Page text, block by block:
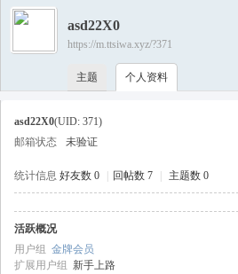
›
asd22X0
https://m.ttsiwa.xyz/?371
主题 个人资料
asd22X0(UID: 371)
邮箱状态
未验证
统计信息 好友数 0 回帖数 7 主题数 0
活跃概况
用户组 金牌会员
扩展用户组 新手上路